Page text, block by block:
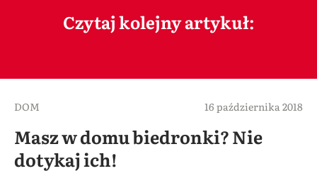
Czytaj kolejny artykuł:
DOM 16 października 2018
Masz w domu biedronki? Nie
dotykaj ich!